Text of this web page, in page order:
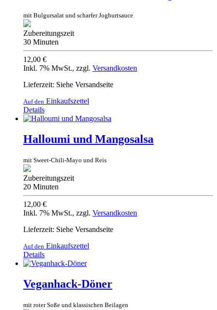
mit Bulgursalat und scharfer Joghurtsauce
Zubereitungszeit
30 Minuten
12,00 €
Inkl. 7% MwSt., zzgl. Versandkosten
Lieferzeit: Siehe Versandseite
Auf den Einkaufszettel
Details
Halloumi und Mangosalsa
mit Sweet-Chili-Mayo und Reis
Zubereitungszeit
20 Minuten
12,00 €
Inkl. 7% MwSt., zzgl. Versandkosten
Lieferzeit: Siehe Versandseite
Auf den Einkaufszettel
Details
Veganhack-Döner
mit roter Soße und klassischen Beilagen